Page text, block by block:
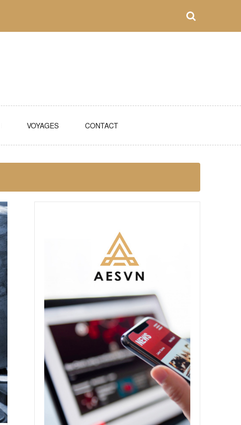
VOYAGES CONTACT